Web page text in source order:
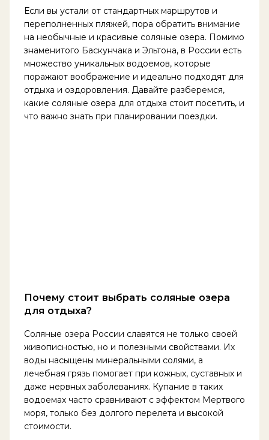
Если вы устали от стандартных маршрутов и
переполненных пляжей, пора обратить внимание
на необычные и красивые соляные озера. Помимо
знаменитого Баскунчака и Эльтона, в России есть
множество уникальных водоемов, которые
поражают воображение и идеально подходят для
отдыха и оздоровления. Давайте разберемся,
какие соляные озера для отдыха стоит посетить, и
что важно знать при планировании поездки.
Почему стоит выбрать соляные озера
для отдыха?
Соляные озера России славятся не только своей
живописностью, но и полезными свойствами. Их
воды насыщены минеральными солями, а
лечебная грязь помогает при кожных, суставных и
даже нервных заболеваниях. Купание в таких
водоемах часто сравнивают с эффектом Мертвого
моря, только без долгого перелета и высокой
стоимости.